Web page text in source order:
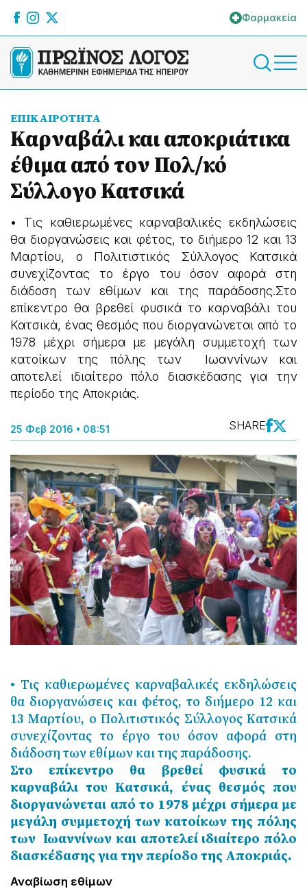
Φαρμακεία
ΕΠΙΚΑΙΡΟΤΗΤΑ
Καρναβάλι και αποκριάτικα
έθιμα από τον Πολ/κό
Σύλλογο Κατσικά
• Τις καθιερωμένες καρναβαλικές εκδηλώσεις
θα διοργανώσεις και φέτος, το διήμερο 12 και 13
Μαρτίου, ο Πολιτιστικός Σύλλογος Κατσικά
συνεχίζοντας το έργο του όσον αφορά στη
διάδοση των εθίμων και της παράδοσης.Στο
επίκεντρο θα βρεθεί φυσικά το καρναβάλι του
Κατσικά, ένας θεσμός που διοργανώνεται από το
1978 μέχρι σήμερα με μεγάλη συμμετοχή των
κατοίκων της πόλης των Ιωαννίνων και
αποτελεί ιδιαίτερο πόλο διασκέδασης για την
περίοδο της Αποκριάς.
25 Φεβ 2016 • 08:51 SHARE
• Τις καθιερωμένες καρναβαλικές εκδηλώσεις
θα διοργανώσεις και φέτος, το διήμερο 12 και
13 Μαρτίου, ο Πολιτιστικός Σύλλογος Κατσικά
συνεχίζοντας το έργο του όσον αφορά στη
διάδοση των εθίμων και της παράδοσης.
Στο επίκεντρο θα βρεθεί φυσικά το
καρναβάλι του Κατσικά, ένας θεσμός που
διοργανώνεται από το 1978 μέχρι σήμερα με
μεγάλη συμμετοχή των κατοίκων της πόλης
των Ιωαννίνων και αποτελεί ιδιαίτερο πόλο
διασκέδασης για την περίοδο της Αποκριάς.
Αναβίωση εθίμων